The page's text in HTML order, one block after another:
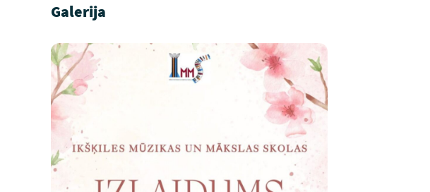
Galerija